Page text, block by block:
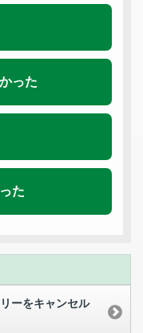
った
た
ーをキャンセル